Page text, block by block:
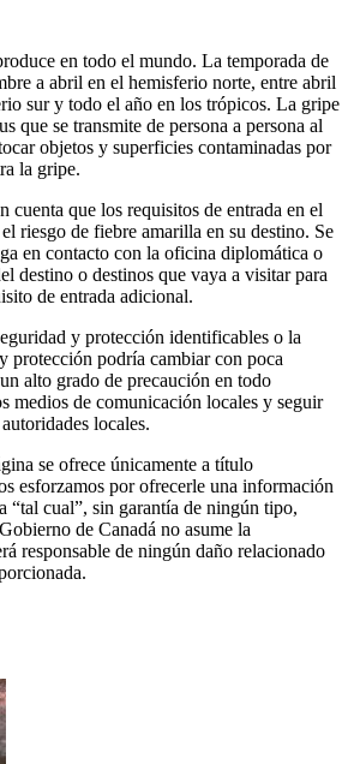
en todo el mundo. La temporada de
a abril en el hemisferio norte, entre abril
sur y todo el año en los trópicos. La gripe
que se transmite de persona a persona al
objetos y superficies contaminadas por
la gripe.
cuenta que los requisitos de entrada en el
riesgo de fiebre amarilla en su destino. Se
en contacto con la oficina diplomática o
destino o destinos que vaya a visitar para
de entrada adicional.
y protección identificables o la
protección podría cambiar con poca
alto grado de precaución en todo
medios de comunicación locales y seguir
locales.
se ofrece únicamente a título
esforzamos por ofrecerle una información
“tal cual”, sin garantía de ningún tipo,
de Canadá no asume la
responsable de ningún daño relacionado